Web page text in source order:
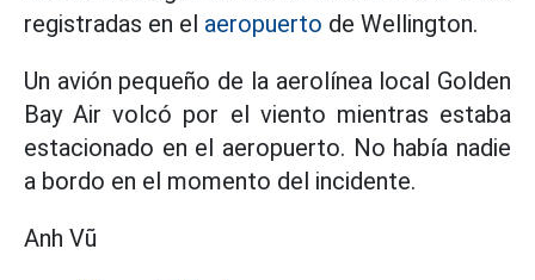
registradas en el aeropuerto de Wellington.
Un avión pequeño de la aerolínea local Golden
Bay Air volcó por el viento mientras estaba
estacionado en el aeropuerto. No había nadie
a bordo en el momento del incidente.
Anh Vũ